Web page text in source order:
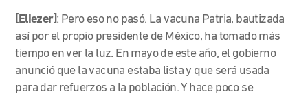
[Eliezer]: Pero eso no pasó. La vacuna Patria, bautizada
así por el propio presidente de México, ha tomado más
tiempo en ver la luz. En mayo de este año, el gobierno
anunció que la vacuna estaba lista y que será usada
para dar refuerzos a la población. Y hace poco se